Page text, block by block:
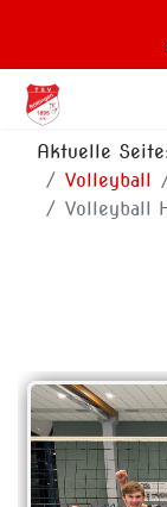
Aktuelle
Volleyball
Volleyball